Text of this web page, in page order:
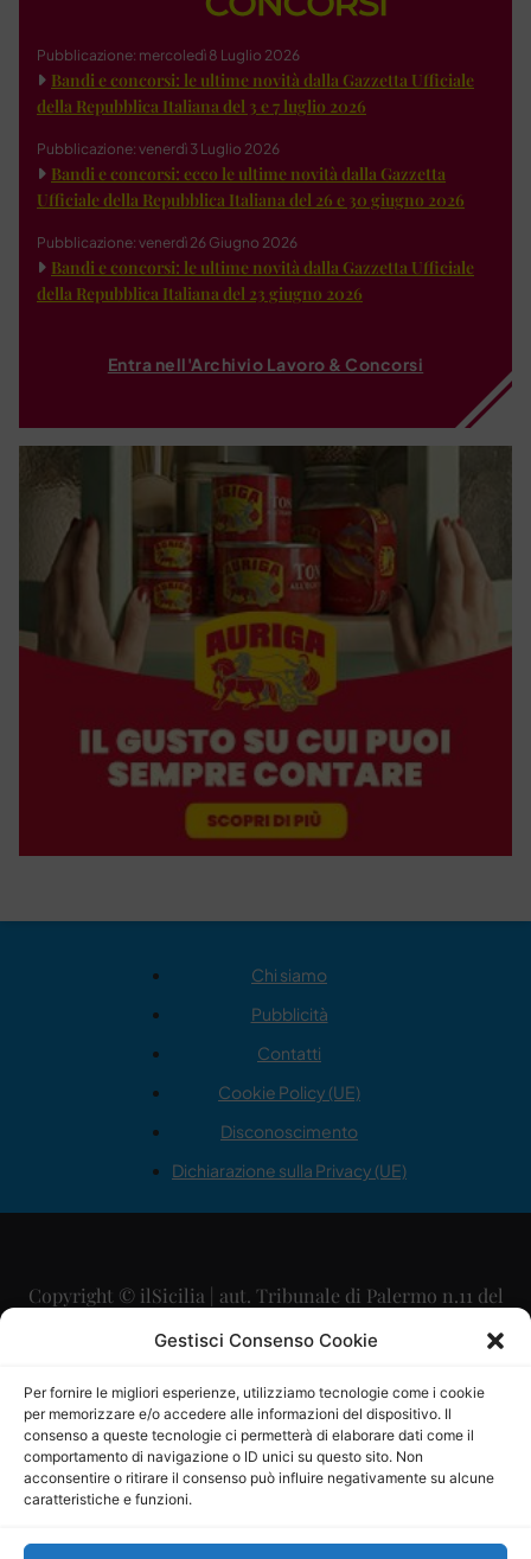
Gestisci Consenso Cookie
Per fornire le migliori esperienze, utilizziamo tecnologie come i cookie
per memorizzare e/o accedere alle informazioni del dispositivo. Il
consenso a queste tecnologie ci permetterà di elaborare dati come il
comportamento di navigazione o ID unici su questo sito. Non
acconsentire o ritirare il consenso può influire negativamente su alcune
caratteristiche e funzioni.
Pubblicazione: mercoledì 8 Luglio 2026
Bandi e concorsi: le ultime novità dalla Gazzetta Ufficiale
della Repubblica Italiana del 3 e 7 luglio 2026
Pubblicazione: venerdì 3 Luglio 2026
Bandi e concorsi: ecco le ultime novità dalla Gazzetta
Ufficiale della Repubblica Italiana del 26 e 30 giugno 2026
Pubblicazione: venerdì 26 Giugno 2026
Bandi e concorsi: le ultime novità dalla Gazzetta Ufficiale
della Repubblica Italiana del 23 giugno 2026
Entra nell'Archivio Lavoro & Concorsi
Chi siamo
Pubblicità
Contatti
Cookie Policy (UE)
Disconoscimento
Dichiarazione sulla Privacy (UE)
Copyright © ilSicilia | aut. Tribunale di Palermo n.11 del
29/09/2015
Direttore Editoriale: Maurizio Scaglione
Direttore Responsabile: Maria Calabrese